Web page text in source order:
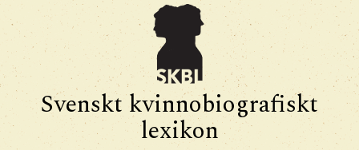
Svenskt kvinnobiografiskt
lexikon